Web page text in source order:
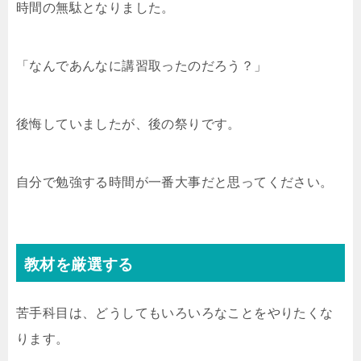
時間の無駄となりました。
「なんであんなに講習取ったのだろう？」
後悔していましたが、後の祭りです。
自分で勉強する時間が一番大事だと思ってください。
教材を厳選する
苦手科目は、どうしてもいろいろなことをやりたくな
ります。